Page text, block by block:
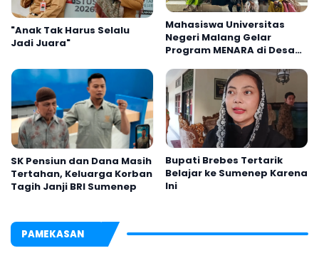
"Anak Tak Harus Selalu
Jadi Juara"
Mahasiswa Universitas
Negeri Malang Gelar
Program MENARA di Desa
SK Pensiun dan Dana Masih
Tertahan, Keluarga Korban
Tagih Janji BRI Sumenep
Bupati Brebes Tertarik
Belajar ke Sumenep Karena
Ini
PAMEKASAN